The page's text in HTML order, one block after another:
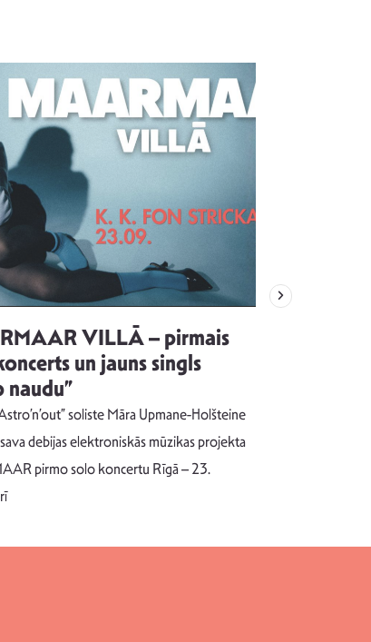
VILLĀ – pirmais
un jauns singls
naudu”
soliste Māra Upmane-Holšteine
debijas elektroniskās mūzikas projekta
pirmo solo koncertu Rīgā – 23.